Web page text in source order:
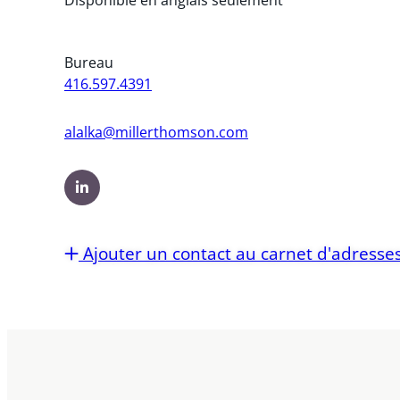
Bureau
416.597.4391
alalka@millerthomson.com
Ajouter un contact au carnet